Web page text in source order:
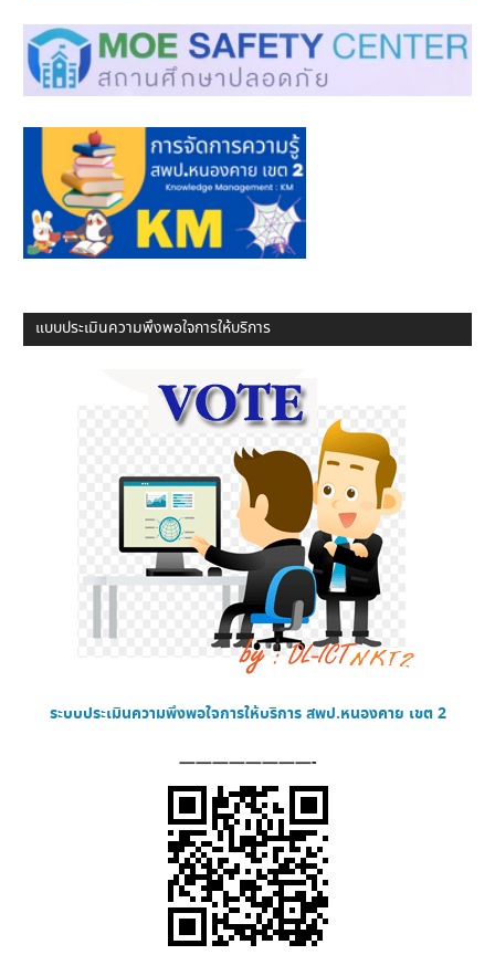
แบบประเมินความพึงพอใจการให้บริการ
ระบบประเมินความพึงพอใจการให้บริการสพป.หนองคาย เขต 2
————————-